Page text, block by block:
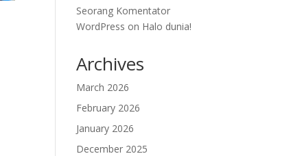
Seorang Komentator
WordPress on Halo dunia!
Archives
March 2026
February 2026
January 2026
December 2025